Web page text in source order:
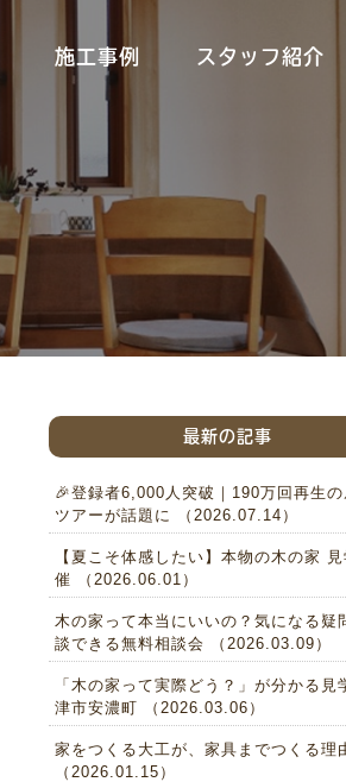
施工事例 スタッフ紹介
最新の記事
🎉登録者6,000人突破｜190万回再生の
ツアーが話題に （2026.07.14）
【夏こそ体感したい】本物の木の家 見
催 （2026.06.01）
木の家って本当にいいの？気になる疑
談できる無料相談会 （2026.03.09）
「木の家って実際どう？」が分かる見
津市安濃町 （2026.03.06）
家をつくる大工が、家具までつくる理
（2026.01.15）